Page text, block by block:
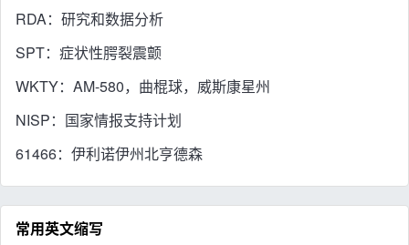
RDA：研究和数据分析
SPT：症状性腭裂震颤
WKTY：AM-580，曲棍球，威斯康星州
NISP：国家情报支持计划
61466：伊利诺伊州北亨德森
常用英文缩写